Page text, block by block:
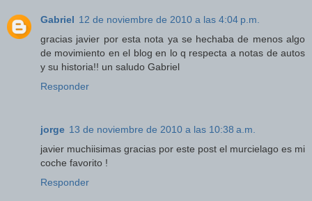
Gabriel 12 de noviembre de 2010 a las 4:04 p.m.
gracias javier por esta nota ya se hechaba de menos algo
de movimiento en el blog en lo q respecta a notas de autos
y su historia!! un saludo Gabriel
Responder
jorge 13 de noviembre de 2010 a las 10:38 a.m.
javier muchiisimas gracias por este post el murcielago es mi
coche favorito !
Responder